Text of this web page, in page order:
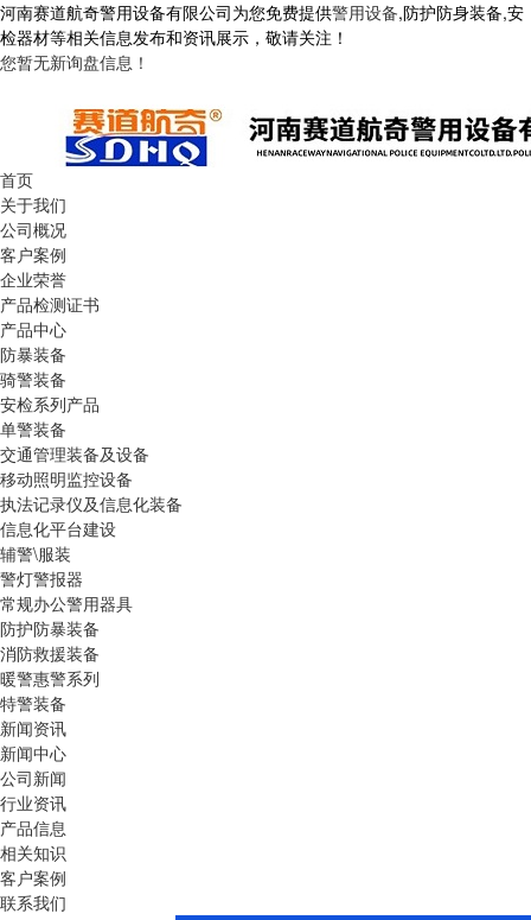
河南赛道航奇警用设备有限公司为您免费提供警用设备,防护防身装备,安
检器材等相关信息发布和资讯展示，敬请关注！
您暂无新询盘信息！
首页
关于我们
公司概况
客户案例
企业荣誉
产品检测证书
产品中心
防暴装备
骑警装备
安检系列产品
单警装备
交通管理装备及设备
移动照明监控设备
执法记录仪及信息化装备
信息化平台建设
辅警\服装
警灯警报器
常规办公警用器具
防护防暴装备
消防救援装备
暖警惠警系列
特警装备
新闻资讯
新闻中心
公司新闻
行业资讯
产品信息
相关知识
客户案例
联系我们